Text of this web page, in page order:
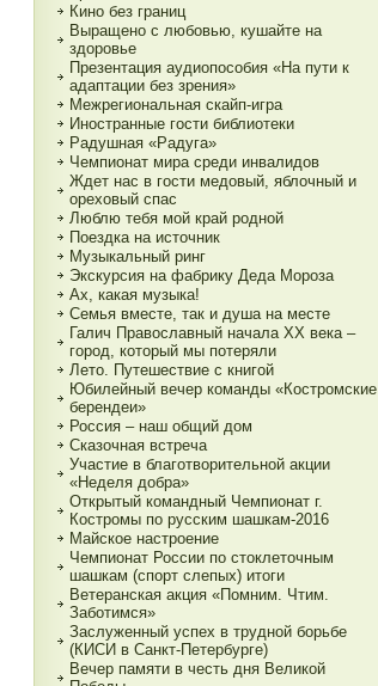
Кино без границ
Выращено с любовью, кушайте на
здоровье
Презентация аудиопособия «На пути к
адаптации без зрения»
Межрегиональная скайп-игра
Иностранные гости библиотеки
Радушная «Радуга»
Чемпионат мира среди инвалидов
Ждет нас в гости медовый, яблочный и
ореховый спас
Люблю тебя мой край родной
Поездка на источник
Музыкальный ринг
Экскурсия на фабрику Деда Мороза
Ах, какая музыка!
Семья вместе, так и душа на месте
Галич Православный начала ХХ века –
город, который мы потеряли
Лето. Путешествие с книгой
Юбилейный вечер команды «Костромские
берендеи»
Россия – наш общий дом
Сказочная встреча
Участие в благотворительной акции
«Неделя добра»
Открытый командный Чемпионат г.
Костромы по русским шашкам-2016
Майское настроение
Чемпионат России по стоклеточным
шашкам (спорт слепых) итоги
Ветеранская акция «Помним. Чтим.
Заботимся»
Заслуженный успех в трудной борьбе
(КИСИ в Санкт-Петербурге)
Вечер памяти в честь дня Великой